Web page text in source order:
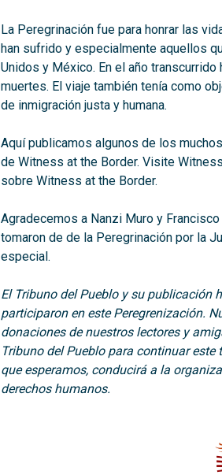
La Peregrinación fue para honrar las
han sufrido y especialmente aquellos
Unidos y México. En el año
muertes. El viaje también tenía como
de inmigración justa y humana.
Aquí publicamos algunos de los
de Witness at the Border. Visite
sobre Witness at the Border.
Agradecemos a Nanzi Muro y
tomaron de de la Peregrinación por la
especial.
El Tribuno del Pueblo y su publicación
participaron en este Peregrenización.
donaciones de nuestros lectores y
Tribuno del Pueblo para continuar
que esperamos, conducirá a la
derechos humanos.